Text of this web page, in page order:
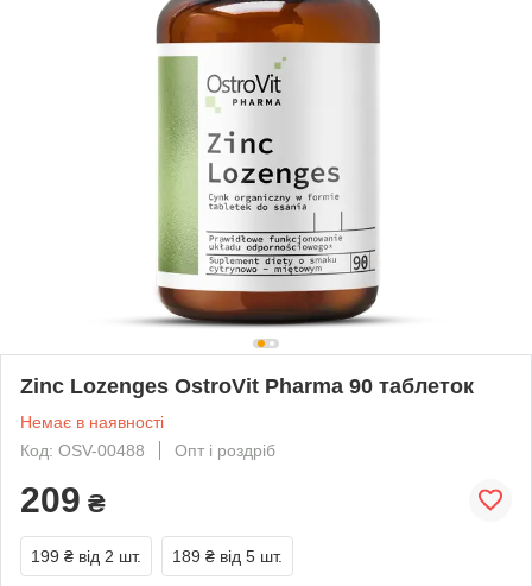
Zinc Lozenges OstroVit Pharma 90 таблеток
Немає в наявності
Код: OSV-00488
Опт і роздріб
209 ₴
199 ₴ від 2 шт. 189 ₴ від 5 шт.